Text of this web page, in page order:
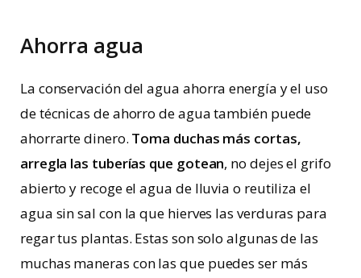
Ahorra agua
La conservación del agua ahorra energía y el uso
de técnicas de ahorro de agua también puede
ahorrarte dinero. Toma duchas más cortas,
arregla las tuberías que gotean, no dejes el grifo
abierto y recoge el agua de lluvia o reutiliza el
agua sin sal con la que hierves las verduras para
regar tus plantas. Estas son solo algunas de las
muchas maneras con las que puedes ser más